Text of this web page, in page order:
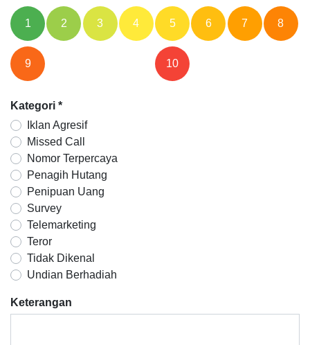
1 2 3 4 5 6 7 8
9 10
Kategori *
Iklan Agresif
Missed Call
Nomor Terpercaya
Penagih Hutang
Penipuan Uang
Survey
Telemarketing
Teror
Tidak Dikenal
Undian Berhadiah
Keterangan